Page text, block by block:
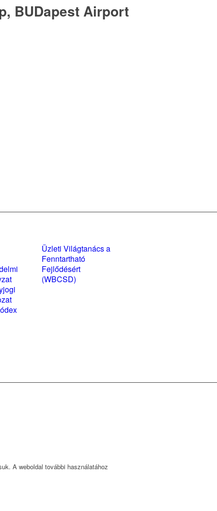
BUDapest Airport
Üzleti Világtanács a
Fenntartható
Fejlődésért
(WBCSD)
A weboldal további használatához